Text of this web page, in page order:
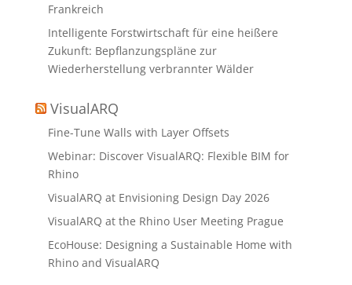
Frankreich
Intelligente Forstwirtschaft für eine heißere
Zukunft: Bepflanzungspläne zur
Wiederherstellung verbrannter Wälder
VisualARQ
Fine-Tune Walls with Layer Offsets
Webinar: Discover VisualARQ: Flexible BIM for
Rhino
VisualARQ at Envisioning Design Day 2026
VisualARQ at the Rhino User Meeting Prague
EcoHouse: Designing a Sustainable Home with
Rhino and VisualARQ